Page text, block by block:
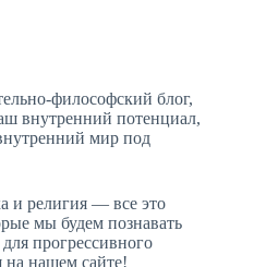
философский блог,
внутренний потенциал,
мир под
и религия — все это
мы будем познавать
прогрессивного
на нашем сайте!